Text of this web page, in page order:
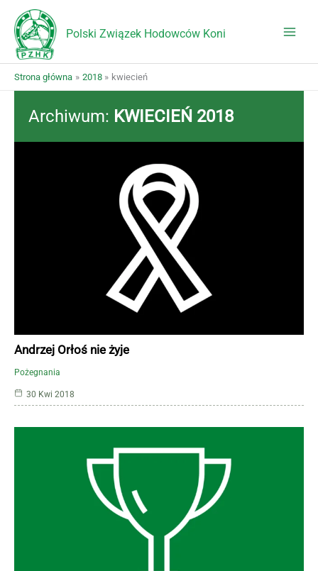
treści
Polski Związek Hodowców Koni
Strona główna 2018 kwiecień
Archiwum: KWIECIEŃ 2018
Pożegnania
Andrzej Orłoś nie żyje
30 Kwi 2018